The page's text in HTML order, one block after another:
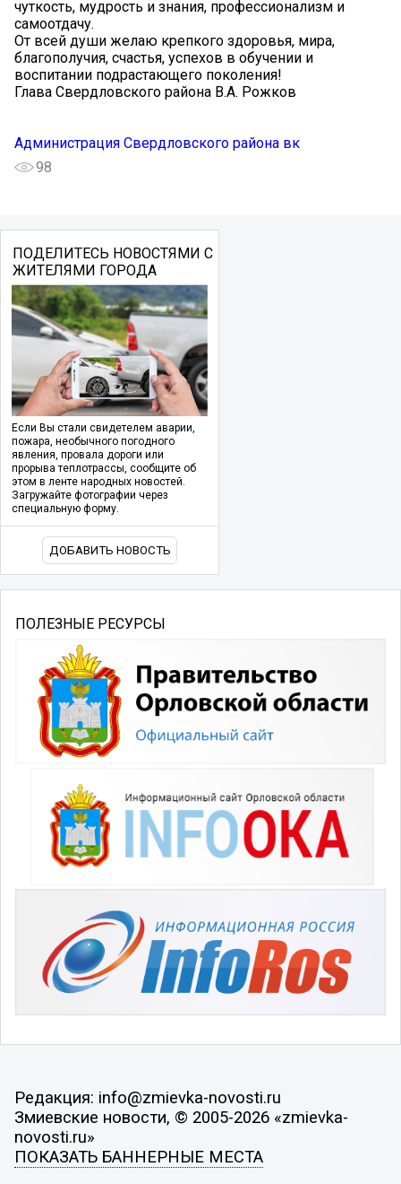
чуткость, мудрость и знания, профессионализм и
самоотдачу.
От всей души желаю крепкого здоровья, мира,
благополучия, счастья, успехов в обучении и
воспитании подрастающего поколения!
Глава Свердловского района В.А. Рожков
Администрация Свердловского района вк
98
ПОДЕЛИТЕСЬ НОВОСТЯМИ С
ЖИТЕЛЯМИ ГОРОДА
Если Вы стали свидетелем аварии,
пожара, необычного погодного
явления, провала дороги или
прорыва теплотрассы, сообщите об
этом в ленте народных новостей.
Загружайте фотографии через
специальную форму.
ДОБАВИТЬ НОВОСТЬ
ПОЛЕЗНЫЕ РЕСУРСЫ
Редакция: info@zmievka-novosti.ru
Змиевские новости, © 2005-2026 «zmievka-
novosti.ru»
ПОКАЗАТЬ БАННЕРНЫЕ МЕСТА